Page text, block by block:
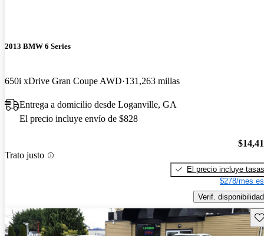
2013 BMW 6 Series
650i xDrive Gran Coupe AWD 131,263 millas
Entrega a domicilio desde Loganville, GA
El precio incluye envío de $828
Trato justo
El precio incluye tasas
$278/mes
Verif. disponibilidad